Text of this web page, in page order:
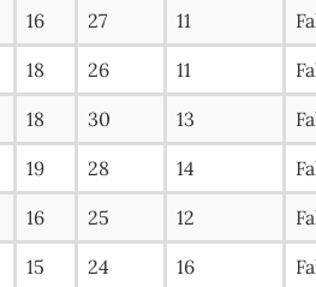
16 27 11
18 26 11
18 30 13
19 28 14
16 25 12
15 24 16